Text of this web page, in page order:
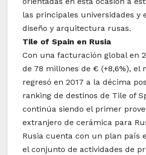
las principales universidades y
diseño y arquitectura rusas.
Tile of Spain en Rusia
Con una facturación global en
de 78 millones de € (+8,6%), el
regresó en 2017 a la décima
ranking de destinos de Tile of
continúa siendo el primer
extranjero de cerámica para
Rusia cuenta con un plan país
el conjunto de actividades de